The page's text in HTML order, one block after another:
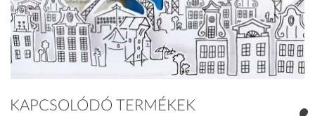
KAPCSOLÓDÓ TERMÉKEK